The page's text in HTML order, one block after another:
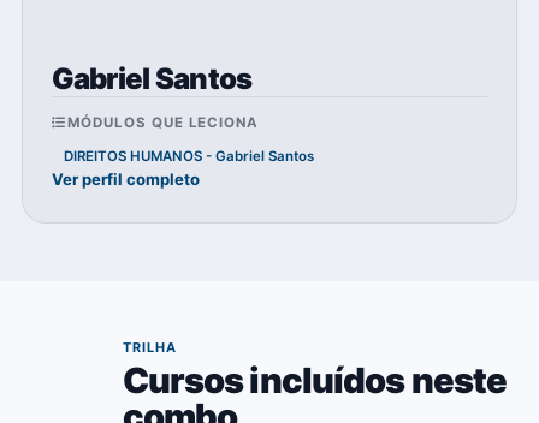
Gabriel Santos
MÓDULOS QUE LECIONA
DIREITOS HUMANOS - Gabriel Santos
Ver perfil completo
TRILHA
Cursos incluídos neste